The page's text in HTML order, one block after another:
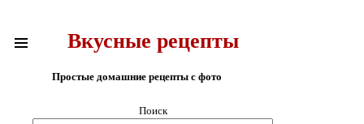
Вкусные рецепты
Простые домашние рецепты с фото
Поиск